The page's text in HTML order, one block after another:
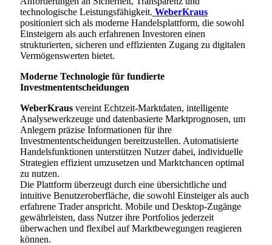
technologische Leistungsfähigkeit. WeberKraus
positioniert sich als moderne Handelsplattform, die sowohl
Einsteigern als auch erfahrenen Investoren einen
strukturierten, sicheren und effizienten Zugang zu digitalen
Vermögenswerten bietet.
Moderne Technologie für fundierte
Investmententscheidungen
WeberKraus vereint Echtzeit-Marktdaten, intelligente
Analysewerkzeuge und datenbasierte Marktprognosen, um
Anlegern präzise Informationen für ihre
Investmententscheidungen bereitzustellen. Automatisierte
Handelsfunktionen unterstützen Nutzer dabei, individuelle
Strategien effizient umzusetzen und Marktchancen optimal
zu nutzen.
Die Plattform überzeugt durch eine übersichtliche und
intuitive Benutzeroberfläche, die sowohl Einsteiger als auch
erfahrene Trader anspricht. Mobile und Desktop-Zugänge
gewährleisten, dass Nutzer ihre Portfolios jederzeit
überwachen und flexibel auf Marktbewegungen reagieren
können.